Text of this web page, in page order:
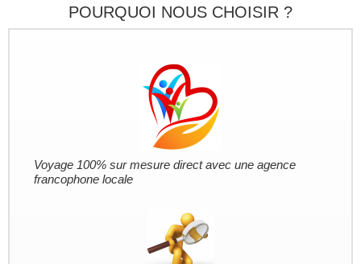
POURQUOI NOUS CHOISIR ?
Voyage 100% sur mesure direct avec une agence
francophone locale